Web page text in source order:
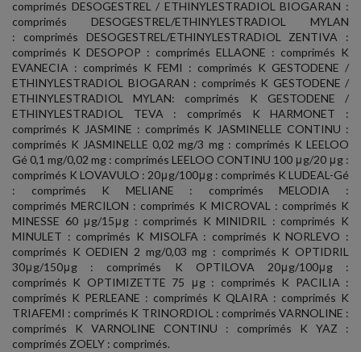
comprimés DESOGESTREL / ETHINYLESTRADIOL BIOGARAN :
comprimés DESOGESTREL/ETHINYLESTRADIOL MYLAN
: comprimés DESOGESTREL/ETHINYLESTRADIOL ZENTIVA :
comprimés K DESOPOP : comprimés ELLAONE : comprimés K
EVANECIA : comprimés K FEMI : comprimés K GESTODENE /
ETHINYLESTRADIOL BIOGARAN : comprimés K GESTODENE /
ETHINYLESTRADIOL MYLAN: comprimés K GESTODENE /
ETHINYLESTRADIOL TEVA : comprimés K HARMONET :
comprimés K JASMINE : comprimés K JASMINELLE CONTINU :
comprimés K JASMINELLE 0,02 mg/3 mg : comprimés K LEELOO
Gé 0,1 mg/0,02 mg : comprimés LEELOO CONTINU 100 μg/20 μg :
comprimés K LOVAVULO : 20μg/100μg : comprimés K LUDEAL-Gé
: comprimés K MELIANE : comprimés MELODIA :
comprimés MERCILON : comprimés K MICROVAL : comprimés K
MINESSE 60 μg/15μg : comprimés K MINIDRIL : comprimés K
MINULET : comprimés K MISOLFA : comprimés K NORLEVO :
comprimés K OEDIEN 2 mg/0,03 mg : comprimés K OPTIDRIL
30μg/150μg : comprimés K OPTILOVA 20μg/100μg :
comprimés K OPTIMIZETTE 75 μg : comprimés K PACILIA :
comprimés K PERLEANE : comprimés K QLAIRA : comprimés K
TRIAFEMI : comprimés K TRINORDIOL : comprimés VARNOLINE :
comprimés K VARNOLINE CONTINU : comprimés K YAZ :
comprimés ZOELY : comprimés.